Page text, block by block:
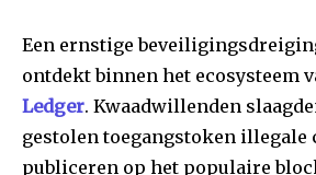
Een ernstige
ontdekt binnen het ecosysteem
Ledger. Kwaadwillenden
gestolen toegangstoken illegale
publiceren op het populaire